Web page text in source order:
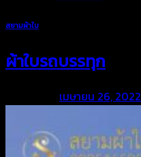
สยามผ้าใบ
ผ้าใบรถบรรทุก
เมษายน 26, 2022